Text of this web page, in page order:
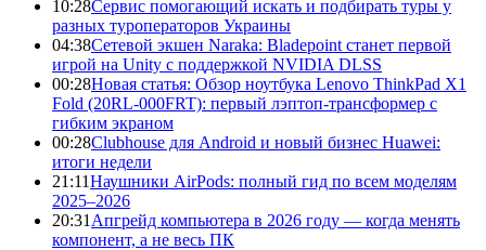
10:28Сервис помогающий искать и подбирать туры у
разных туроператоров Украины
04:38Сетевой экшен Naraka: Bladepoint станет первой
игрой на Unity с поддержкой NVIDIA DLSS
00:28Новая статья: Обзор ноутбука Lenovo ThinkPad X1
Fold (20RL-000FRT): первый лэптоп-трансформер с
гибким экраном
00:28Clubhouse для Android и новый бизнес Huawei:
итоги недели
21:11Наушники AirPods: полный гид по всем моделям
2025–2026
20:31 Апгрейд компьютера в 2026 году — когда менять
компонент, а не весь ПК